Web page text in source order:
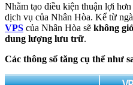
Nhằm tạo điều kiện thuận lợi
dịch vụ của Nhân Hòa. Kể từ
VPS của Nhân Hòa sẽ không
dung lượng lưu trữ.
Các thông số tăng cụ thể như